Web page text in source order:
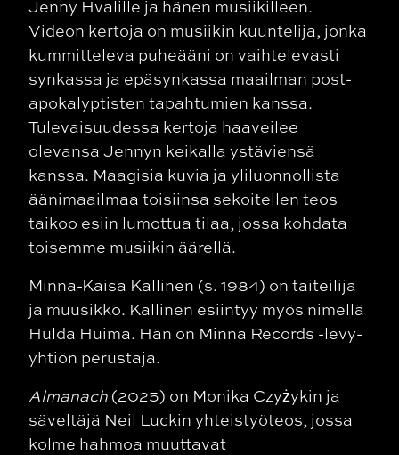
Jenny Hvalille ja hänen musiikilleen.
Videon kertoja on musiikin kuuntelija, jonka
kummitteleva puheääni on vaihtelevasti
synkassa ja epäsynkassa maailman post-
apokalyptisten tapahtumien kanssa.
Tulevaisuudessa kertoja haaveilee
olevansa Jennyn keikalla ystäviensä
kanssa. Maagisia kuvia ja yliluonnollista
äänimaailmaa toisiinsa sekoitellen teos
taikoo esiin lumottua tilaa, jossa kohdata
toisemme musiikin äärellä.
Minna-Kaisa Kallinen (s. 1984) on taiteilija
ja muusikko. Kallinen esiintyy myös nimellä
Hulda Huima. Hän on Minna Records -levy-
yhtiön perustaja.
Almanach (2025) on Monika Czyżykin ja
säveltäjä Neil Luckin yhteistyöteos, jossa
kolme hahmoa muuttavat